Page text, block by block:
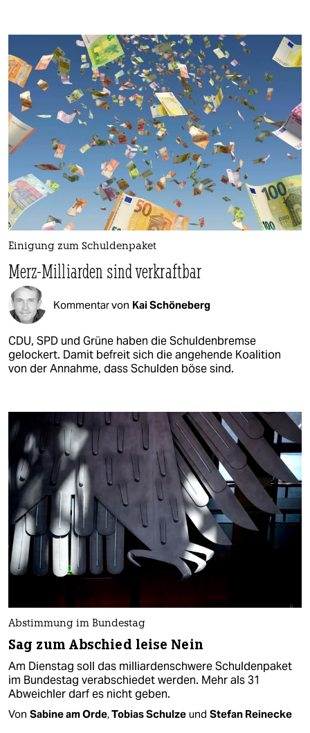
Einigung zum Schuldenpaket
Merz-Milliarden sind verkraftbar
Kommentar von Kai Schöneberg
CDU, SPD und Grüne haben die Schuldenbremse
gelockert. Damit befreit sich die angehende Koalition
von der Annahme, dass Schulden böse sind.
Abstimmung im Bundestag
Sag zum Abschied leise Nein
Am Dienstag soll das milliardenschwere Schuldenpaket
im Bundestag verabschiedet werden. Mehr als 31
Abweichler darf es nicht geben.
Von Sabine am Orde,Tobias Schulze und Stefan Reinecke